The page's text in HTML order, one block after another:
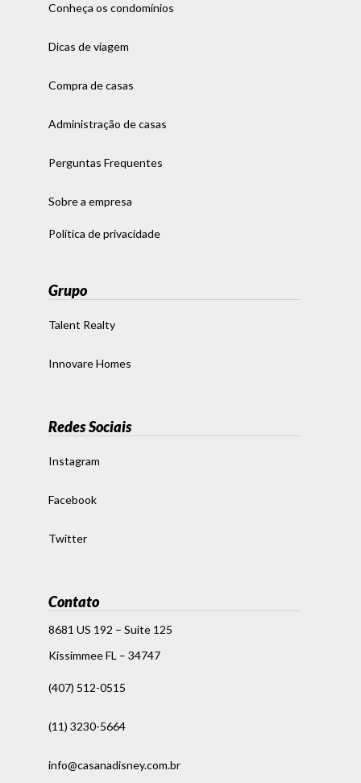
Conheça os condomínios
Dicas de viagem
Compra de casas
Administração de casas
Perguntas Frequentes
Sobre a empresa
Política de privacidade
Grupo
Talent Realty
Innovare Homes
Redes Sociais
Instagram
Facebook
Twitter
Contato
8681 US 192 – Suite 125
Kissimmee FL – 34747
(407) 512-0515
(11) 3230-5664
info@casanadisney.com.br